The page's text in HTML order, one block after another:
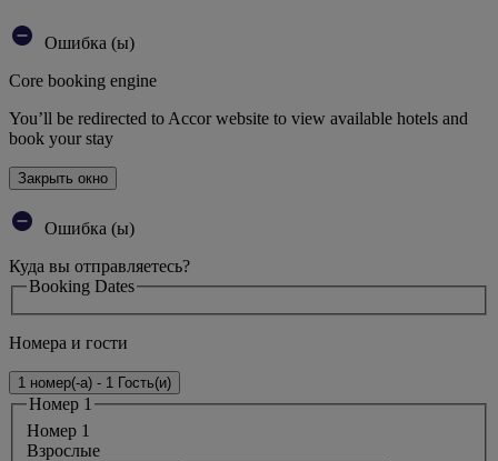
Ошибка (ы)
Core booking engine
You’ll be redirected to Accor website to view available hotels and
book your stay
Закрыть окно
Ошибка (ы)
Куда вы отправляетесь?
Booking Dates
Номера и гости
1 номер(-а) - 1 Гость(и)
Номер 1
Номер 1
Bзрослые